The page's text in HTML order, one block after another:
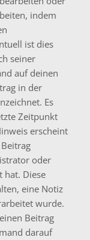
indem
ist dies
seiner
auf deinen
in der
Es
Zeitpunkt
erscheint
oder
hat. Diese
eine Notiz
wurde.
Beitrag
darauf